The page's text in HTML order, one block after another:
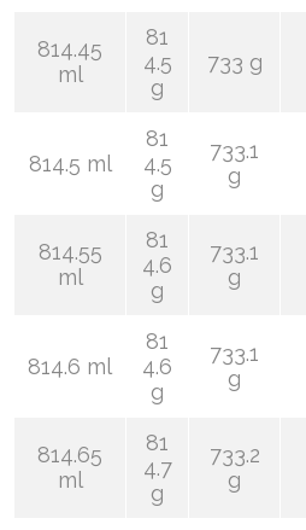
814.45
ml
81
4.5
g
733 g
814.5 ml
81
4.5
g
733.1
g
814.55
ml
81
4.6
g
733.1
g
814.6 ml
81
4.6
g
733.1
g
814.65
ml
81
4.7
g
733.2
g